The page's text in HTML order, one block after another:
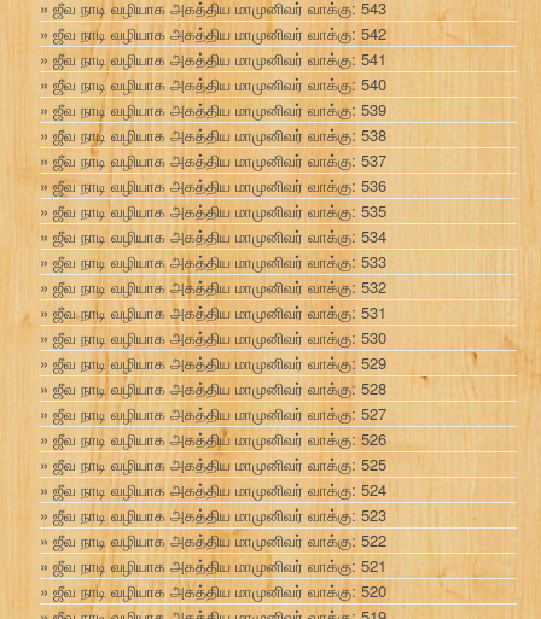
ஜீவ நாடி வழியாக அகத்திய மாமுனிவர் வாக்கு: 543
ஜீவ நாடி வழியாக அகத்திய மாமுனிவர் வாக்கு: 542
ஜீவ நாடி வழியாக அகத்திய மாமுனிவர் வாக்கு: 541
ஜீவ நாடி வழியாக அகத்திய மாமுனிவர் வாக்கு: 540
ஜீவ நாடி வழியாக அகத்திய மாமுனிவர் வாக்கு: 539
ஜீவ நாடி வழியாக அகத்திய மாமுனிவர் வாக்கு: 538
ஜீவ நாடி வழியாக அகத்திய மாமுனிவர் வாக்கு: 537
ஜீவ நாடி வழியாக அகத்திய மாமுனிவர் வாக்கு: 536
ஜீவ நாடி வழியாக அகத்திய மாமுனிவர் வாக்கு: 535
ஜீவ நாடி வழியாக அகத்திய மாமுனிவர் வாக்கு: 534
ஜீவ நாடி வழியாக அகத்திய மாமுனிவர் வாக்கு: 533
ஜீவ நாடி வழியாக அகத்திய மாமுனிவர் வாக்கு: 532
ஜீவ நாடி வழியாக அகத்திய மாமுனிவர் வாக்கு: 531
ஜீவ நாடி வழியாக அகத்திய மாமுனிவர் வாக்கு: 530
ஜீவ நாடி வழியாக அகத்திய மாமுனிவர் வாக்கு: 529
ஜீவ நாடி வழியாக அகத்திய மாமுனிவர் வாக்கு: 528
ஜீவ நாடி வழியாக அகத்திய மாமுனிவர் வாக்கு: 527
ஜீவ நாடி வழியாக அகத்திய மாமுனிவர் வாக்கு: 526
ஜீவ நாடி வழியாக அகத்திய மாமுனிவர் வாக்கு: 525
ஜீவ நாடி வழியாக அகத்திய மாமுனிவர் வாக்கு: 524
ஜீவ நாடி வழியாக அகத்திய மாமுனிவர் வாக்கு: 523
ஜீவ நாடி வழியாக அகத்திய மாமுனிவர் வாக்கு: 522
ஜீவ நாடி வழியாக அகத்திய மாமுனிவர் வாக்கு: 521
ஜீவ நாடி வழியாக அகத்திய மாமுனிவர் வாக்கு: 520